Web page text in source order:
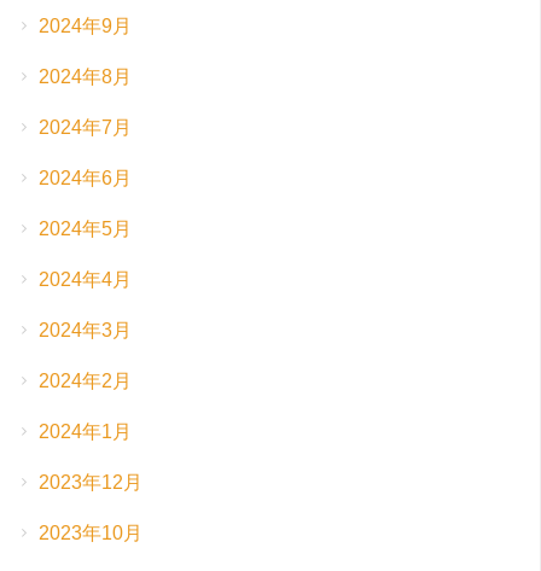
2024年9月
2024年8月
2024年7月
2024年6月
2024年5月
2024年4月
2024年3月
2024年2月
2024年1月
2023年12月
2023年10月